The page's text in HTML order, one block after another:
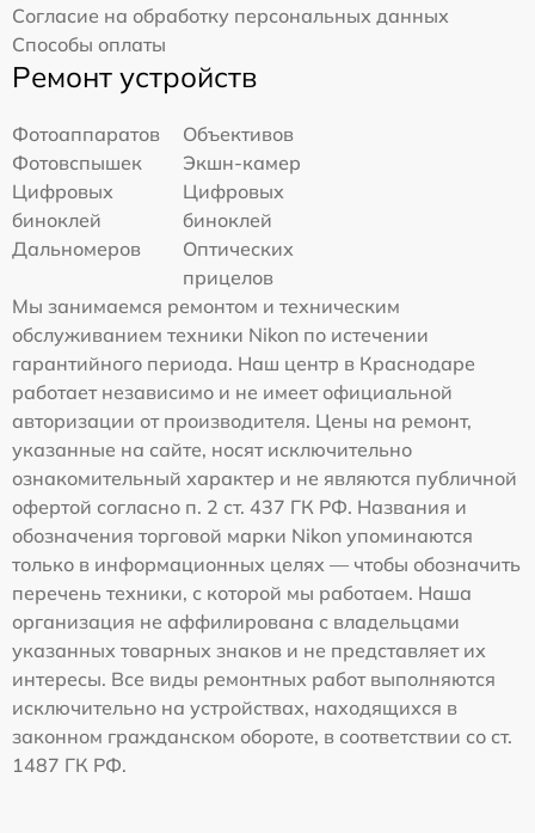
Согласие на обработку персональных данных
Способы оплаты
Ремонт устройств
Фотоаппаратов
Объективов
Фотовспышек
Экшн-камер
Цифровых
биноклей
Цифровых
биноклей
Дальномеров
Оптических
прицелов
Мы занимаемся ремонтом и техническим
обслуживанием техники Nikon по истечении
гарантийного периода. Наш центр в Краснодаре
работает независимо и не имеет официальной
авторизации от производителя. Цены на ремонт,
указанные на сайте, носят исключительно
ознакомительный характер и не являются публичной
офертой согласно п. 2 ст. 437 ГК РФ. Названия и
обозначения торговой марки Nikon упоминаются
только в информационных целях — чтобы обозначить
перечень техники, с которой мы работаем. Наша
организация не аффилирована с владельцами
указанных товарных знаков и не представляет их
интересы. Все виды ремонтных работ выполняются
исключительно на устройствах, находящихся в
законном гражданском обороте, в соответствии со ст.
1487 ГК РФ.